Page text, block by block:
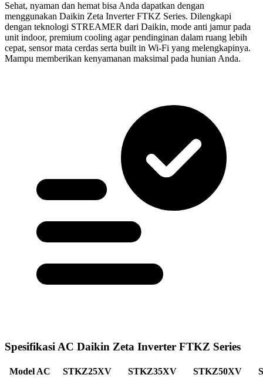
Sehat, nyaman dan hemat bisa Anda dapatkan dengan
menggunakan Daikin Zeta Inverter FTKZ Series. Dilengkapi
dengan teknologi STREAMER dari Daikin, mode anti jamur pada
unit indoor, premium cooling agar pendinginan dalam ruang lebih
cepat, sensor mata cerdas serta built in Wi-Fi yang melengkapinya.
Mampu memberikan kenyamanan maksimal pada hunian Anda.
Spesifikasi AC Daikin Zeta Inverter FTKZ Series
Model AC STKZ25XV STKZ35XV STKZ50XV